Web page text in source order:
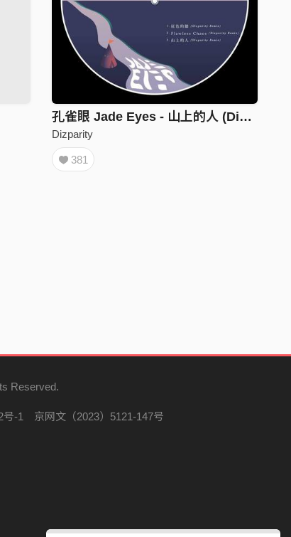
孔雀眼 Jade Eyes - 山上的人 (Dizparity Remix)
Dizparity
381
Reserved.
-1
京网文（2023）5121-147号